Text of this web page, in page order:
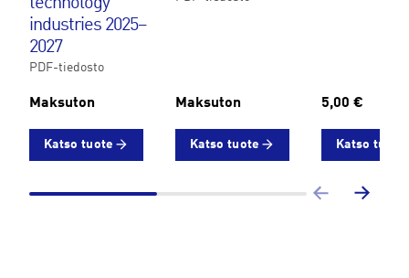
määrä
industries 2025–
2027
PDF-tiedosto
Maksuton
Katso tuote
Maksuton
Katso tuote
5,00 €
Katso tuote